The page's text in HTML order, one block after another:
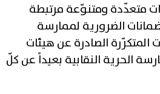
متعدّدة ومتنوّعة مرتبطة
الضرورية لممارسة
المتكرّرة الصادرة عن هيئات
الحرية النقابية بعيداً عن كلّ